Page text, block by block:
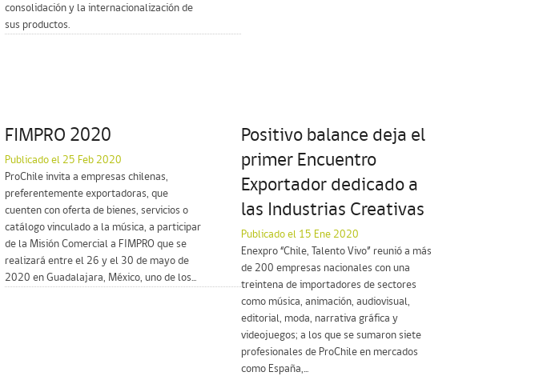
consolidación y la internacionalización de
sus productos.
FIMPRO 2020
Publicado el 25 Feb 2020
ProChile invita a empresas chilenas,
preferentemente exportadoras, que
cuenten con oferta de bienes, servicios o
catálogo vinculado a la música, a participar
de la Misión Comercial a FIMPRO que se
realizará entre el 26 y el 30 de mayo de
2020 en Guadalajara, México, uno de los...
Positivo balance deja el
primer Encuentro
Exportador dedicado a
las Industrias Creativas
Publicado el 15 Ene 2020
Enexpro “Chile, Talento Vivo” reunió a más
de 200 empresas nacionales con una
treintena de importadores de sectores
como música, animación, audiovisual,
editorial, moda, narrativa gráfica y
videojuegos; a los que se sumaron siete
profesionales de ProChile en mercados
como España,...